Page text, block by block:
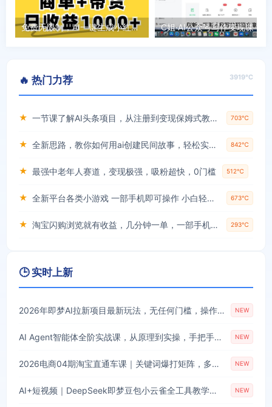
免费无限制，AI一键生成小红书原创视频，商单+带货，单账号日收益1000+ C姐·AI公众号写作变现课
🔥 热门力荐 3919℃
★ 一节课了解AI头条项目，从注册到变现保姆式教学，零基础可以操作【揭秘】 703℃
★ 全新思路，教你如何用ai创建民间故事，轻松实现月入过万【揭秘】 842℃
★ 最强中老年人赛道，变现极强，吸粉超快，0门槛 512℃
★ 全新平台各类小游戏 一部手机即可操作 小白轻松上手 长期稳定 居家月入过万！！！ 673℃
★ 淘宝闪购浏览就有收益，几分钟一单，一部手机就可操作，操作简单，小白轻松日入3张【揭秘】 293℃
🕒 实时上新
2026年即梦AI拉新项目最新玩法，无任何门槛，操作非常简单，人人都可做，拉新佣金最高13米每单(更新08月07日) NEW
AI Agent智能体全阶实战课，从原理到实操，手把手搭建可自动运行的AI Agent NEW
2026电商04期淘宝直通车课｜关键词爆打矩阵，多计划低出价，新品爆款差异化投放实操教学 NEW
AI+短视频｜DeepSeek即梦豆包小云雀全工具教学，从账号定位到剪映剪辑，零基础也能快速上手做爆款 NEW